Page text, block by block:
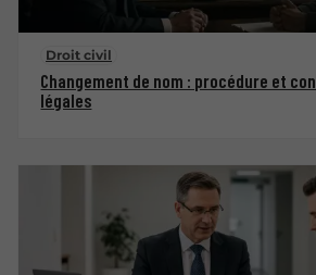
Droit civil
Changement de nom : procédure et
légales